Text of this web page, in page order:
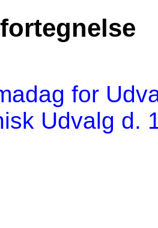
for
Udvalg d.